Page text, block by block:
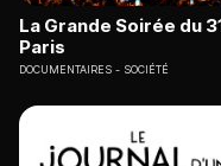
La Grande Soirée du
Paris
DOCUMENTAIRES SOCIÉTÉ